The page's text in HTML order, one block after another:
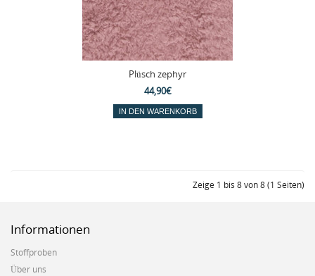
Plüsch zephyr
44,90€
Zeige 1 bis 8 von 8 (1 Seiten)
Informationen
Stoffproben
Über uns